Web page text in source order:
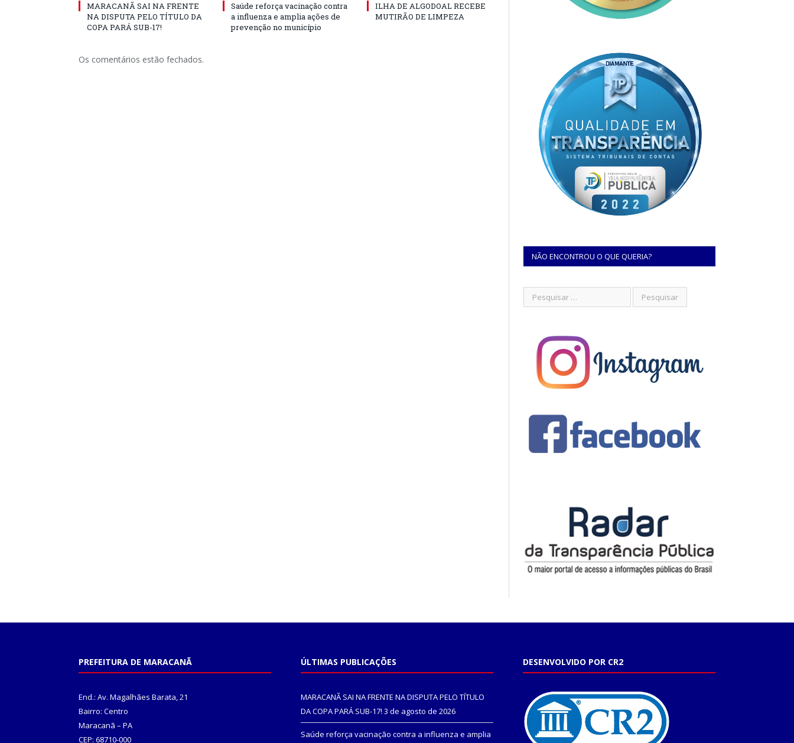
MARACANÃ SAI NA FRENTE
NA DISPUTA PELO TÍTULO DA
COPA PARÁ SUB-17!
Saúde reforça vacinação contra
a influenza e amplia ações de
prevenção no município
ILHA DE ALGODOAL RECEBE
MUTIRÃO DE LIMPEZA
Os comentários estão fechados.
NÃO ENCONTROU O QUE QUERIA?
PREFEITURA DE MARACANÃ
End.: Av. Magalhães Barata, 21
Bairro: Centro
Maracanã – PA
CEP: 68710-000
ÚLTIMAS PUBLICAÇÕES
MARACANÃ SAI NA FRENTE NA DISPUTA PELO TÍTULO
DA COPA PARÁ SUB-17! 3 de agosto de 2026
Saúde reforça vacinação contra a influenza e amplia
DESENVOLVIDO POR CR2